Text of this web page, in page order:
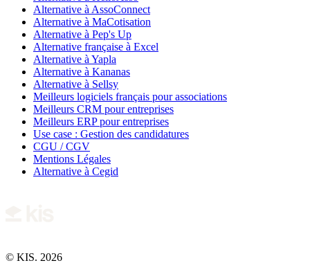
Alternative à AssoConnect
Alternative à MaCotisation
Alternative à Pep's Up
Alternative française à Excel
Alternative à Yapla
Alternative à Kananas
Alternative à Sellsy
Meilleurs logiciels français pour associations
Meilleurs CRM pour entreprises
Meilleurs ERP pour entreprises
Use case : Gestion des candidatures
CGU / CGV
Mentions Légales
Alternative à Cegid
© KIS. 2026